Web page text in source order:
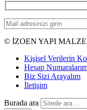
© İZOEN YAPI
Kişisel Verilerin
Hesap
Biz Sizi Arayalım
İletişim
Burada ara